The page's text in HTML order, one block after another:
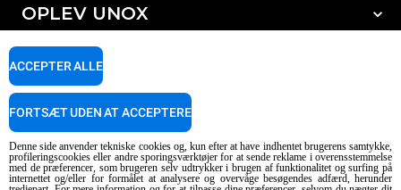
Alt tilbehør
Rengøringsmidler til manuel vask
OPLEV UNOX
Vores kontorer rundt om i verden
SUPPORT
FIND SERVICECENTER
AI Content Disclaimer
Privacy policy Cookie policy
Denne side anvender tekniske cookies og, kun efter at have indhentet brugerens samtykke,
profileringscookies eller andre sporingsværktøjer for at sende reklame i overensstemmelse
med de præferencer, som brugeren selv udtrykker i brugen af funktionalitet og surfing på
internettet og/eller for formålet at analysere og overvåge besøgendes adfærd, herunder
ACCEPTER ALLE
FORTSÆT UDEN AT ACCEPTERE